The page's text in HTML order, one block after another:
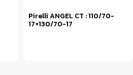
Pirelli ANGEL CT : 110/70-
17+130/70-17